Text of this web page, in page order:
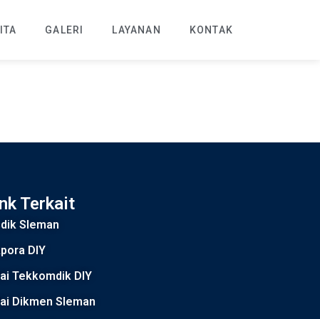
GALERI LAYANAN KONTAK
Terkait
Sleman
DIY
Tekkomdik DIY
Dikmen Sleman